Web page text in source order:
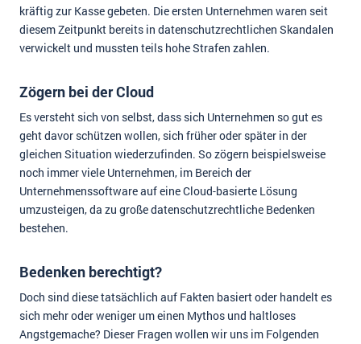
kräftig zur Kasse gebeten. Die ersten Unternehmen waren seit
diesem Zeitpunkt bereits in datenschutzrechtlichen Skandalen
verwickelt und mussten teils hohe Strafen zahlen.
Zögern bei der Cloud
Es versteht sich von selbst, dass sich Unternehmen so gut es
geht davor schützen wollen, sich früher oder später in der
gleichen Situation wiederzufinden. So zögern beispielsweise
noch immer viele Unternehmen, im Bereich der
Unternehmenssoftware auf eine Cloud-basierte Lösung
umzusteigen, da zu große datenschutzrechtliche Bedenken
bestehen.
Bedenken berechtigt?
Doch sind diese tatsächlich auf Fakten basiert oder handelt es
sich mehr oder weniger um einen Mythos und haltloses
Angstgemache? Dieser Fragen wollen wir uns im Folgenden